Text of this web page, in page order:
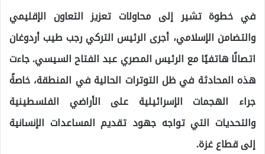
في خطوة تشير إلى محاولات تعزيز التعاون الإقليمي
والتضامن الإسلامي، أجرى الرئيس التركي رجب طيب أردوغان
اتصالًا هاتفيًا مع الرئيس المصري عبد الفتاح السيسي. جاءت
هذه المحادثة في ظل التوترات الحالية في المنطقة، خاصةً
جراء الهجمات الإسرائيلية على الأراضي الفلسطينية
والتحديات التي تواجه جهود تقديم المساعدات الإنسانية
إلى قطاع غزة.